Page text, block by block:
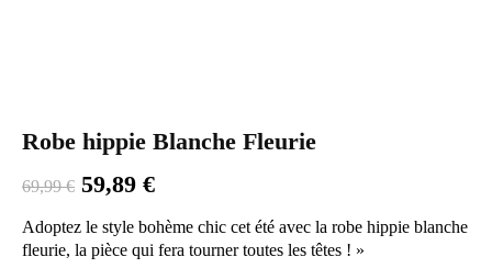
Robe hippie Blanche Fleurie
69,99€ Le
initial
était :
59,89 €Le
actuel
est :
Adoptez le style bohème chic cet été avec la robe hippie blanche
fleurie, la pièce qui fera tourner toutes les têtes ! »